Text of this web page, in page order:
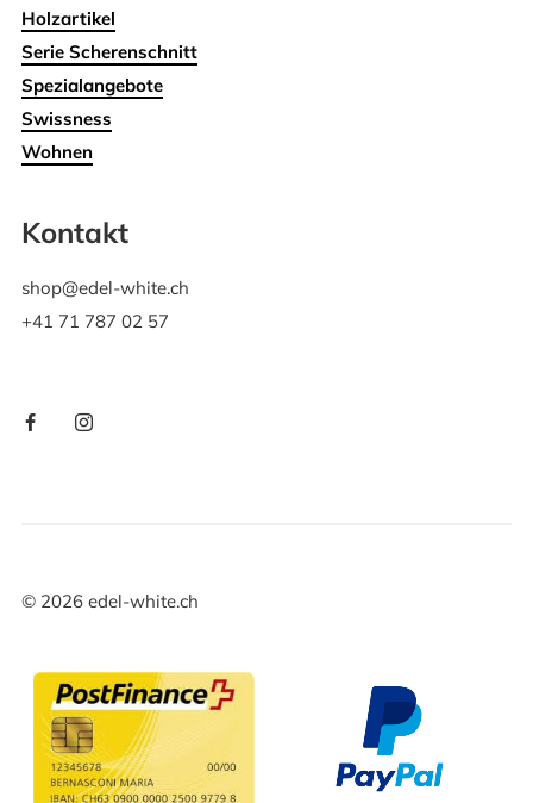
Holzartikel
Serie Scherenschnitt
Spezialangebote
Swissness
Wohnen
Kontakt
shop@edel-white.ch
+41 71 787 02 57
© 2026edel-white.ch